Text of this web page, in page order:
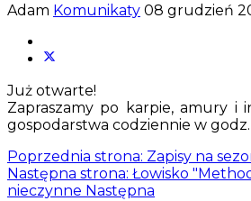
Adam Komunikaty 08 grudzień
Już otwarte!
Zapraszamy po karpie, amury i
gospodarstwa codziennie w godz.
Poprzednia strona: Zapisy na
Następna strona: Łowisko
nieczynne Następna